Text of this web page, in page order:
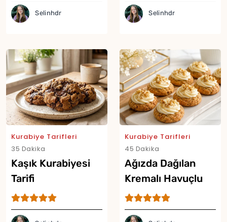
Selinhdr Selinhdr
Kurabiye Tarifleri
35 Dakika
Kaşık Kurabiyesi
Tarifi
Kurabiye Tarifleri
45 Dakika
Ağızda Dağılan
Kremalı Havuçlu
Kurabiye Tarifi